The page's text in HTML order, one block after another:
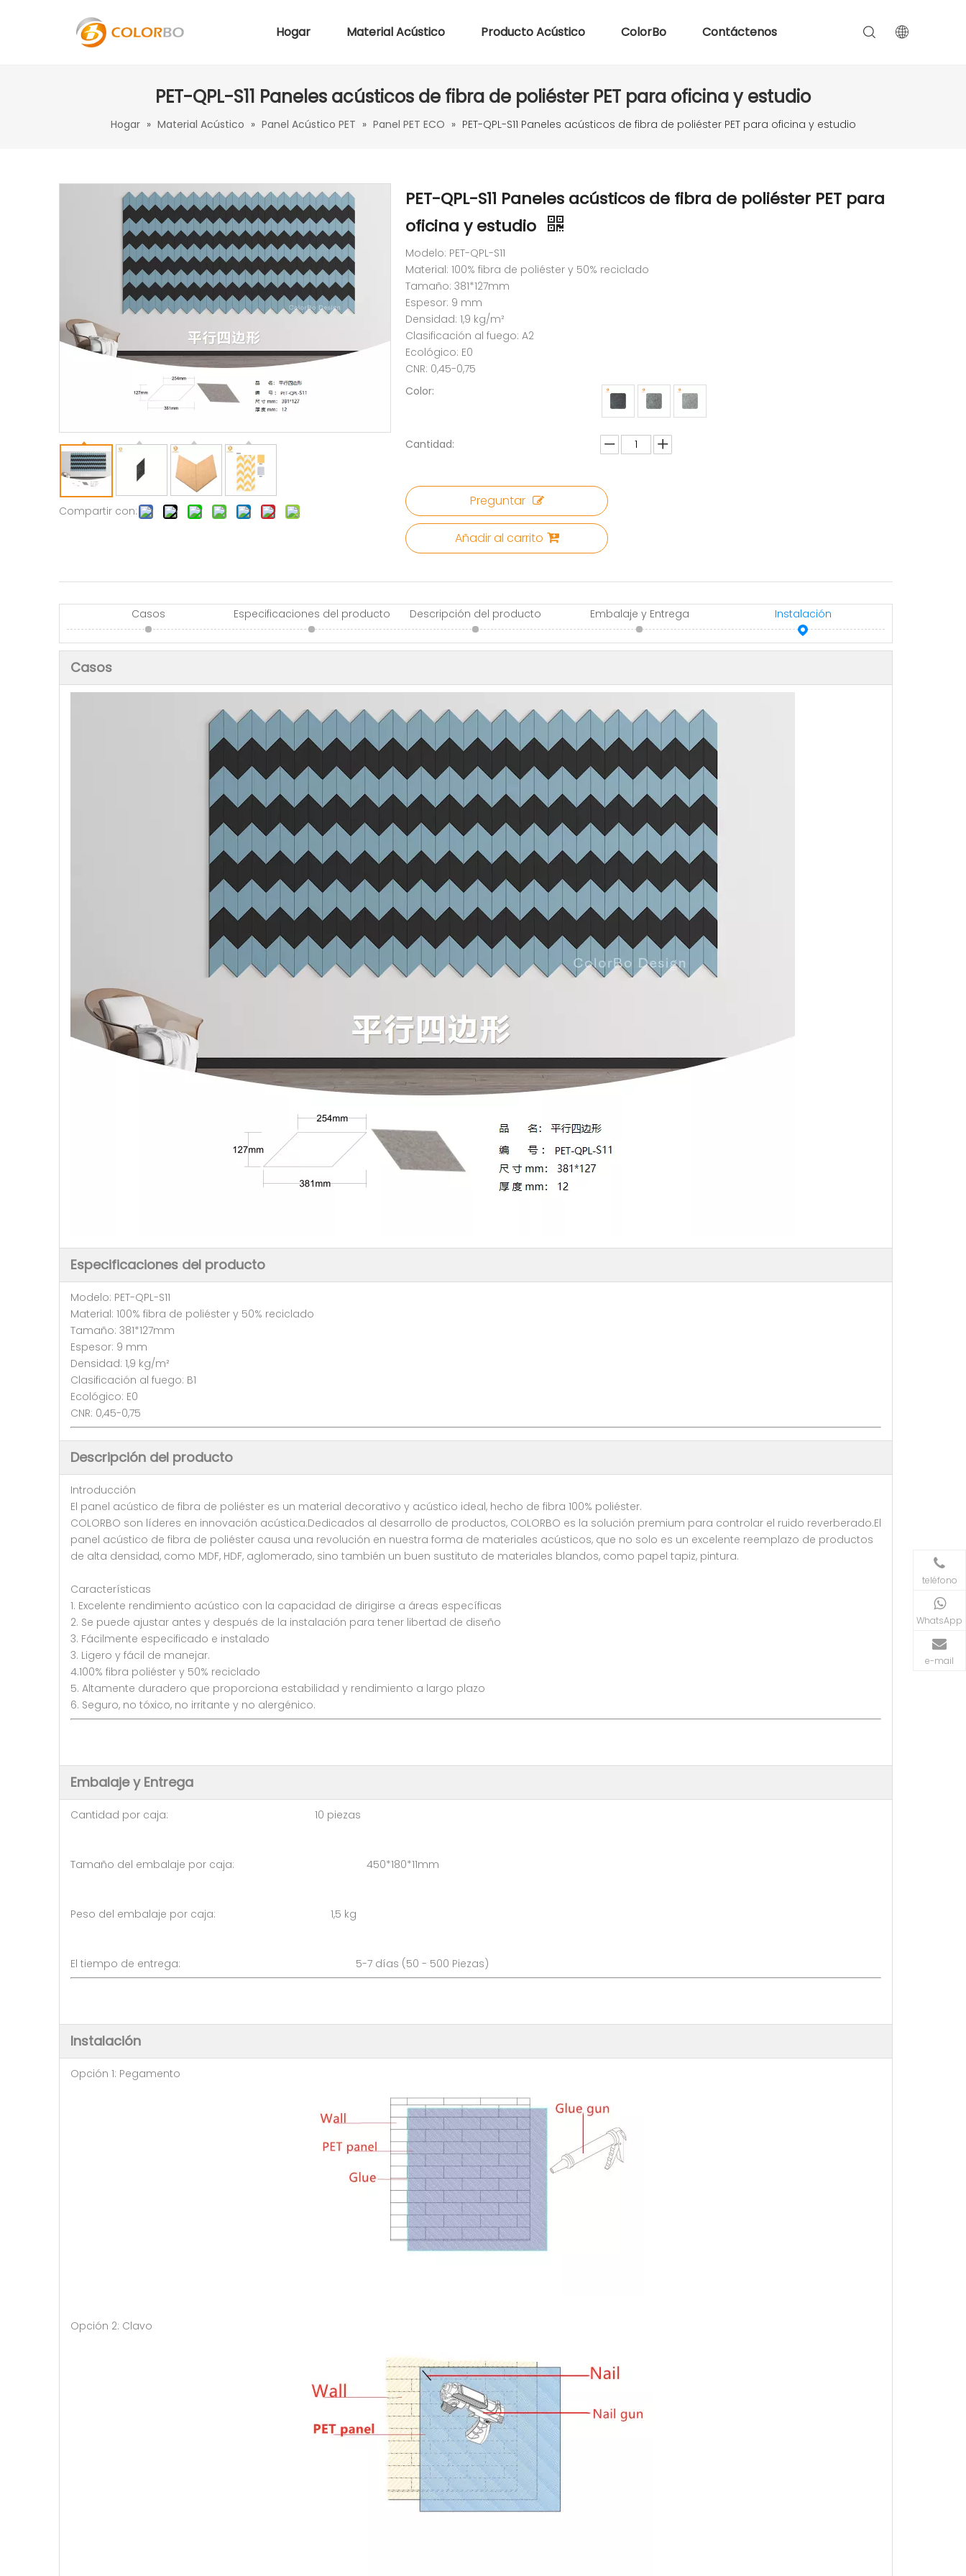
Hogar Material Acústico Producto Acústico ColorBo Contáctenos
PET-QPL-S11 Paneles acústicos de fibra de poliéster PET para oficina y estudio
Hogar » Material Acústico » Panel Acústico PET » Panel PET ECO » PET-QPL-S11 Paneles acústicos de fibra de poliéster PET para oficina y estudio
Compartir con:
PET-QPL-S11 Paneles acústicos de fibra de poliéster PET para
oficina y estudio
Modelo: PET-QPL-S11
Material: 100% fibra de poliéster y 50% reciclado
Tamaño: 381*127mm
Espesor: 9 mm
Densidad: 1,9 kg/m²
Clasificación al fuego: A2
Ecológico: E0
CNR: 0,45-0,75
Color:
Cantidad:
Preguntar
Añadir al carrito
Casos Especificaciones del producto Descripción del producto Embalaje y Entrega Instalación
Casos
Especificaciones del producto
Modelo: PET-QPL-S11
Material: 100% fibra de poliéster y 50% reciclado
Tamaño: 381*127mm
Espesor: 9 mm
Densidad: 1,9 kg/m²
Clasificación al fuego: B1
Ecológico: E0
CNR: 0,45-0,75
Descripción del producto
Introducción
El panel acústico de fibra de poliéster es un material decorativo y acústico ideal, hecho de fibra 100% poliéster.
COLORBO son líderes en innovación acústica.Dedicados al desarrollo de productos, COLORBO es la solución premium para controlar el ruido reverberado.El
panel acústico de fibra de poliéster causa una revolución en nuestra forma de materiales acústicos, que no solo es un excelente reemplazo de productos
de alta densidad, como MDF, HDF, aglomerado, sino también un buen sustituto de materiales blandos, como papel tapiz, pintura.
Características
1. Excelente rendimiento acústico con la capacidad de dirigirse a áreas específicas
2. Se puede ajustar antes y después de la instalación para tener libertad de diseño
3. Fácilmente especificado e instalado
3. Ligero y fácil de manejar.
4.100% fibra poliéster y 50% reciclado
5. Altamente duradero que proporciona estabilidad y rendimiento a largo plazo
6. Seguro, no tóxico, no irritante y no alergénico.
Embalaje y Entrega
Cantidad por caja: 10 piezas
Tamaño del embalaje por caja: 450*180*11mm
Peso del embalaje por caja: 1,5 kg
El tiempo de entrega: 5-7 días (50 - 500 Piezas)
Instalación
Opción 1: Pegamento
Opción 2: Clavo
teléfono
WhatsApp
e-mail